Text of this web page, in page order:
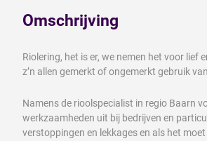
Omschrijving
Riolering, het is er, we nemen het voor lief
z’n allen gemerkt of ongemerkt gebruik
Namens de rioolspecialist in regio Baarn
werkzaamheden uit bij bedrijven en
verstoppingen en lekkages en als het